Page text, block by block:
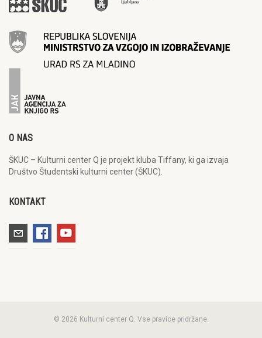
O NAS
ŠKUC – Kulturni center Q je projekt kluba Tiffany, ki ga izvaja
Društvo Študentski kulturni center (ŠKUC).
KONTAKT
© 2026 Kulturni center Q. Vse pravice pridržane.